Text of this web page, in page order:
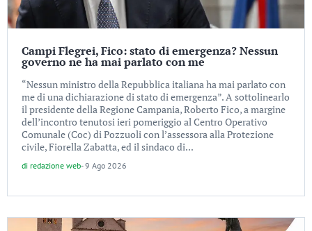
Campi Flegrei, Fico: stato di emergenza? Nessun
governo ne ha mai parlato con me
“Nessun ministro della Repubblica italiana ha mai parlato con
me di una dichiarazione di stato di emergenza”. A sottolinearlo
il presidente della Regione Campania, Roberto Fico, a margine
dell’incontro tenutosi ieri pomeriggio al Centro Operativo
Comunale (Coc) di Pozzuoli con l’assessora alla Protezione
civile, Fiorella Zabatta, ed il sindaco di...
di redazione web-9 Ago 2026